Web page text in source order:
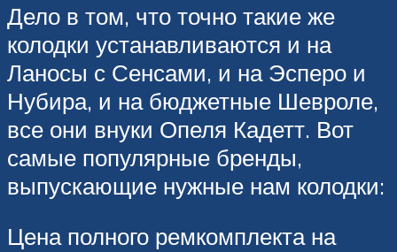
Дело в том, что точно такие же
колодки устанавливаются и на
Ланосы с Сенсами, и на Эсперо и
Нубира, и на бюджетные Шевроле,
все они внуки Опеля Кадетт. Вот
самые популярные бренды,
выпускающие нужные нам колодки:
Цена полного ремкомплекта на